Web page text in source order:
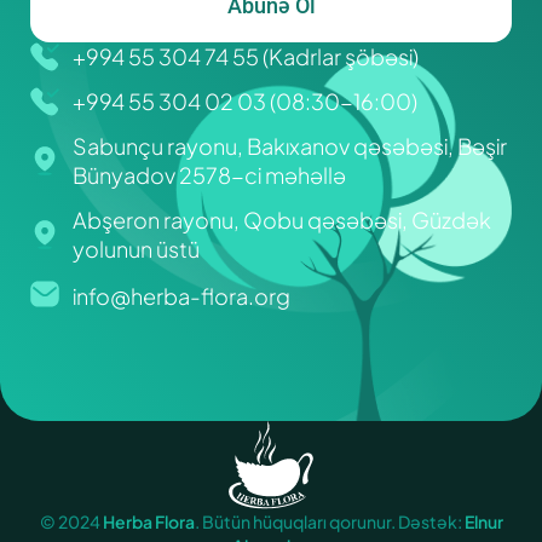
Abunə Ol
+994 55 304 74 55 (Kadrlar şöbəsi)
+994 55 304 02 03 (08:30-16:00)
Sabunçu rayonu, Bakıxanov qəsəbəsi, Bəşir
Bünyadov 2578-ci məhəllə
Abşeron rayonu, Qobu qəsəbəsi, Güzdək
yolunun üstü
info@herba-flora.org
© 2024 Herba Flora. Bütün hüquqları qorunur. Dəstək: Elnur